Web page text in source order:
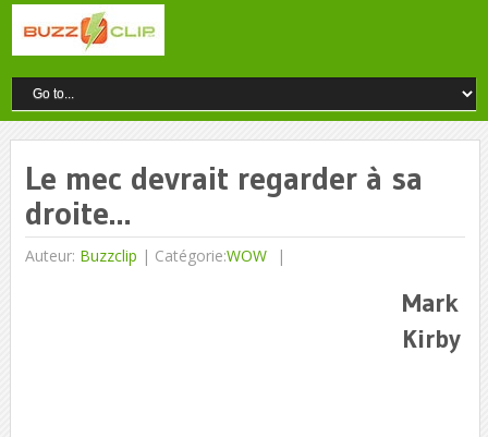
Le mec devrait regarder à sa
droite…
Auteur: Buzzclip | Catégorie:WOW
Mark
Kirby